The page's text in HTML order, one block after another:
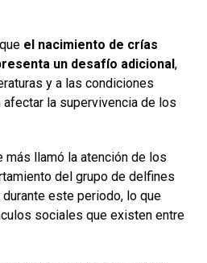
el nacimiento de crías
un desafío adicional,
y a las condiciones
la supervivencia de los
llamó la atención de los
del grupo de delfines
este periodo, lo que
sociales que existen entre